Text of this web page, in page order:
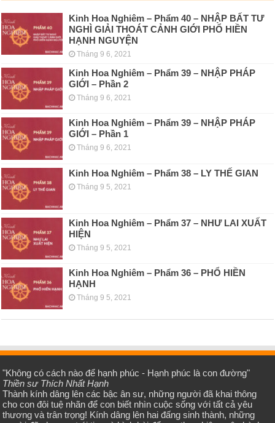
Kinh Hoa Nghiêm – Phẩm 40 – NHẬP BẤT TƯ
NGHÌ GIẢI THOÁT CẢNH GIỚI PHỔ HIỀN
HẠNH NGUYỆN
Tháng 9 6, 2021
Kinh Hoa Nghiêm – Phẩm 39 – NHẬP PHÁP
GIỚI – Phần 2
Tháng 9 6, 2021
Kinh Hoa Nghiêm – Phẩm 39 – NHẬP PHÁP
GIỚI – Phần 1
Tháng 9 6, 2021
Kinh Hoa Nghiêm – Phẩm 38 – LY THẾ GIAN
Tháng 9 5, 2021
Kinh Hoa Nghiêm – Phẩm 37 – NHƯ LAI XUẤT
HIỆN
Tháng 9 5, 2021
Kinh Hoa Nghiêm – Phẩm 36 – PHỔ HIỀN
HẠNH
Tháng 9 5, 2021
"Không có cách nào để hạnh phúc - Hạnh phúc là con đường"
Thiền sư Thích Nhất Hạnh
Thành kính dâng lên các bậc ân sư, những người đã khai thông
cho con đôi tuệ nhãn để con biết nhìn cuộc sống với tất cả yêu
thương và trân trọng! Kính dâng lên hai đấng sinh thành, những